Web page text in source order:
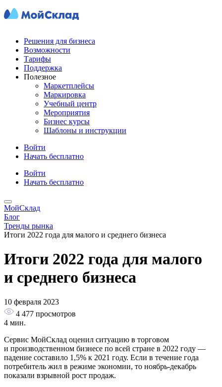
Решения для бизнеса
Возможности
Тарифы
Поддержка
Полезное
Маркетплейсы
Маркировка
Учебный центр
Мероприятия
Бизнес курсы
Шаблоны и инструкции
Войти
Начать бесплатно
Войти
Начать бесплатно
МойСклад
Блог
Тренды рынка
Итоги 2022 года для малого и среднего бизнеса
Итоги 2022 года для малого
и среднего бизнеса
10 февраля 2023
4 477 просмотров
4 мин.
Сервис МойСклад оценил ситуацию в торговом
и производственном бизнесе по всей стране в 2022 году —
падение составило 1,5% к 2021 году. Если в течение года
потребитель жил в режиме экономии, то ноябрь-декабрь
показали взрывной рост продаж.